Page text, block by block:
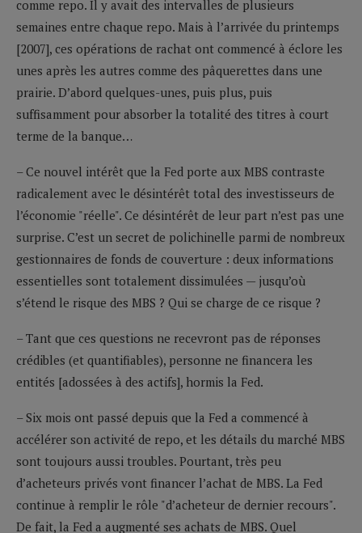
comme repo. Il y avait des intervalles de plusieurs
semaines entre chaque repo. Mais à l’arrivée du printemps
[2007], ces opérations de rachat ont commencé à éclore les
unes après les autres comme des pâquerettes dans une
prairie. D’abord quelques-unes, puis plus, puis
suffisamment pour absorber la totalité des titres à court
terme de la banque…
– Ce nouvel intérêt que la Fed porte aux MBS contraste
radicalement avec le désintérêt total des investisseurs de
l’économie "réelle". Ce désintérêt de leur part n’est pas une
surprise. C’est un secret de polichinelle parmi de nombreux
gestionnaires de fonds de couverture : deux informations
essentielles sont totalement dissimulées — jusqu’où
s’étend le risque des MBS ? Qui se charge de ce risque ?
– Tant que ces questions ne recevront pas de réponses
crédibles (et quantifiables), personne ne financera les
entités [adossées à des actifs], hormis la Fed.
– Six mois ont passé depuis que la Fed a commencé à
accélérer son activité de repo, et les détails du marché MBS
sont toujours aussi troubles. Pourtant, très peu
d’acheteurs privés vont financer l’achat de MBS. La Fed
continue à remplir le rôle "d’acheteur de dernier recours".
De fait, la Fed a augmenté ses achats de MBS. Quel